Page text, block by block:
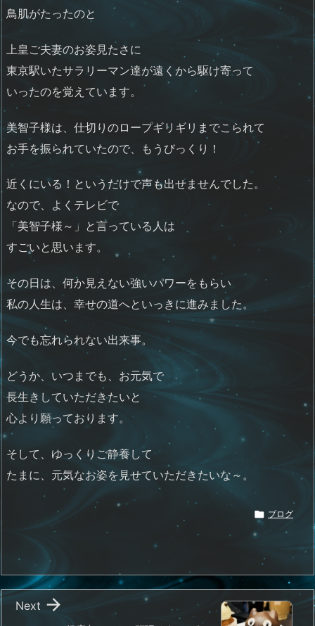
鳥肌がたったのと
上皇ご夫妻のお姿見たさに
東京駅いたサラリーマン達が遠くから駆け寄って
いったのを覚えています。
美智子様は、仕切りのロープギリギリまでこられて
お手を振られていたので、もうびっくり！
近くにいる！というだけで声も出せませんでした。
なので、よくテレビで
「美智子様～」と言っている人は
すごいと思います。
その日は、何か見えない強いパワーをもらい
私の人生は、幸せの道へといっきに進みました。
今でも忘れられない出来事。
どうか、いつまでも、お元気で
長生きしていただきたいと
心より願っております。
そして、ゆっくりご静養して
たまに、元気なお姿を見せていただきたいな～。
 ブログ

Next